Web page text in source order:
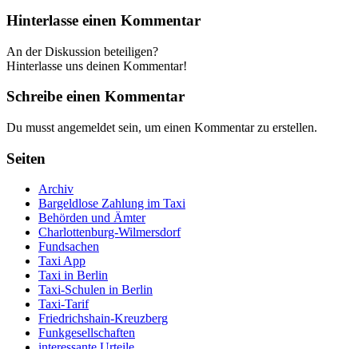
Hinterlasse einen Kommentar
An der Diskussion beteiligen?
Hinterlasse uns deinen Kommentar!
Schreibe einen Kommentar
Du musst angemeldet sein, um einen Kommentar zu erstellen.
Seiten
Archiv
Bargeldlose Zahlung im Taxi
Behörden und Ämter
Charlottenburg-Wilmersdorf
Fundsachen
Taxi App
Taxi in Berlin
Taxi-Schulen in Berlin
Taxi-Tarif
Friedrichshain-Kreuzberg
Funkgesellschaften